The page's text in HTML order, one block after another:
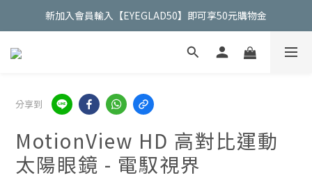
立即加入Line官方好友獲得50元折扣金
新加入會員輸入【EYEGLAD50】即可享50元購物金
立即加入Line官方好友獲得50元折扣金
分享到
MotionView HD 高對比運動
太陽眼鏡 - 電馭視界